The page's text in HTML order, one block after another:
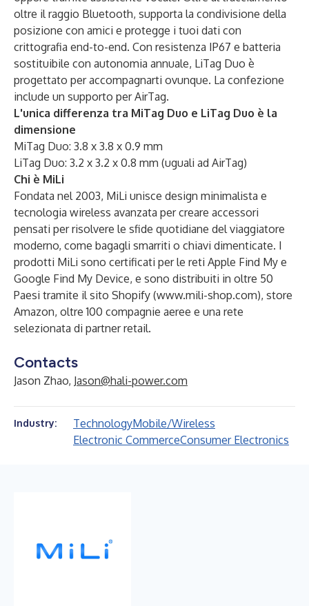
oltre il raggio Bluetooth, supporta la condivisione della
posizione con amici e protegge i tuoi dati con
crittografia end-to-end. Con resistenza IP67 e batteria
sostituibile con autonomia annuale, LiTag Duo è
progettato per accompagnarti ovunque. La confezione
include un supporto per AirTag.
L'unica differenza tra MiTag Duo e LiTag Duo è la
dimensione
MiTag Duo: 3.8 x 3.8 x 0.9 mm
LiTag Duo: 3.2 x 3.2 x 0.8 mm (uguali ad AirTag)
Chi è MiLi
Fondata nel 2003, MiLi unisce design minimalista e
tecnologia wireless avanzata per creare accessori
pensati per risolvere le sfide quotidiane del viaggiatore
moderno, come bagagli smarriti o chiavi dimenticate. I
prodotti MiLi sono certificati per le reti Apple Find My e
Google Find My Device, e sono distribuiti in oltre 50
Paesi tramite il sito Shopify (www.mili-shop.com), store
Amazon, oltre 100 compagnie aeree e una rete
selezionata di partner retail.
Contacts
Jason Zhao, Jason@hali-power.com
Industry: TechnologyMobile/Wireless
Electronic CommerceConsumer Electronics